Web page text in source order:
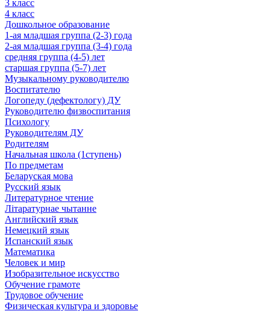
3 класс
4 класс
Дошкольное образование
1-ая младшая группа (2-3) года
2-ая младшая группа (3-4) года
средняя группа (4-5) лет
старшая группа (5-7) лет
Музыкальному руководителю
Воспитателю
Логопеду (дефектологу) ДУ
Руководителю физвоспитания
Психологу
Руководителям ДУ
Родителям
Начальная школа (1ступень)
По предметам
Беларуская мова
Русский язык
Литературное чтение
Літаратурнае чытанне
Английский язык
Немецкий язык
Испанский язык
Математика
Человек и мир
Изобразительное искусство
Обучение грамоте
Трудовое обучение
Физическая культура и здоровье